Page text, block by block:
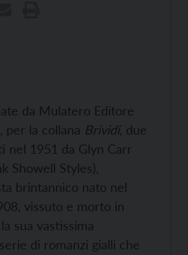
da Mulatero Editore
per la collana Brividi, due
nel 1951 da Glyn Carr
Showell Styles),
brintannico nato nel
vissuto e morto in
sua vastissima
di romanzi gialli che